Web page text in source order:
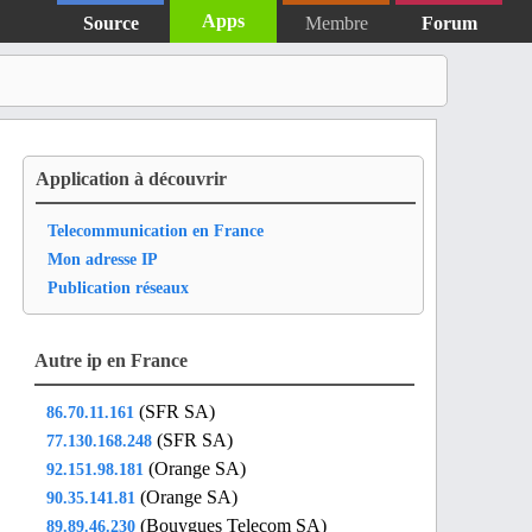
Source Apps Membre Forum
Application à découvrir
Telecommunication en France
Mon adresse IP
Publication réseaux
Autre ip en France
86.70.11.161 (SFR SA)
77.130.168.248 (SFR SA)
92.151.98.181 (Orange SA)
90.35.141.81 (Orange SA)
89.89.46.230 (Bouygues Telecom SA)